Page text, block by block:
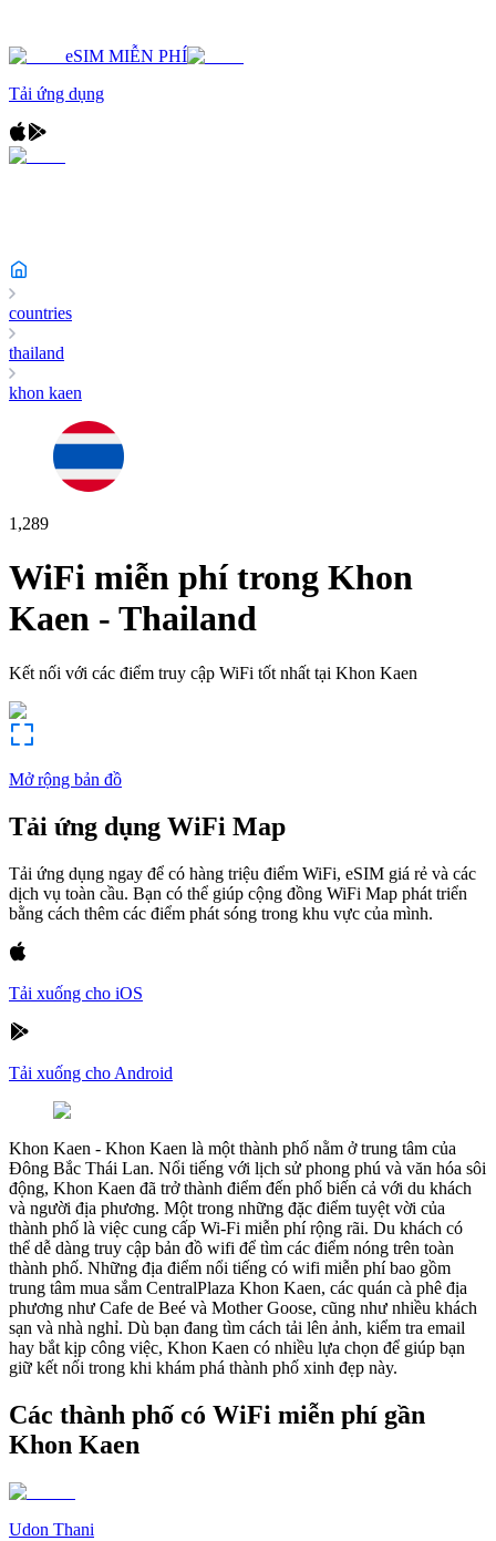
eSIM MIỄN PHÍ
Tải ứng dụng
countries
thailand
khon kaen
1,289
WiFi miễn phí trong Khon
Kaen - Thailand
Kết nối với các điểm truy cập WiFi tốt nhất tại Khon Kaen
Mở rộng bản đồ
Tải ứng dụng WiFi Map
Tải ứng dụng ngay để có hàng triệu điểm WiFi, eSIM giá rẻ và các
dịch vụ toàn cầu. Bạn có thể giúp cộng đồng WiFi Map phát triển
bằng cách thêm các điểm phát sóng trong khu vực của mình.
Tải xuống cho iOS
Tải xuống cho Android
Khon Kaen - Khon Kaen là một thành phố nằm ở trung tâm của
Đông Bắc Thái Lan. Nổi tiếng với lịch sử phong phú và văn hóa sôi
động, Khon Kaen đã trở thành điểm đến phổ biến cả với du khách
và người địa phương. Một trong những đặc điểm tuyệt vời của
thành phố là việc cung cấp Wi-Fi miễn phí rộng rãi. Du khách có
thể dễ dàng truy cập bản đồ wifi để tìm các điểm nóng trên toàn
thành phố. Những địa điểm nổi tiếng có wifi miễn phí bao gồm
trung tâm mua sắm CentralPlaza Khon Kaen, các quán cà phê địa
phương như Cafe de Beé và Mother Goose, cũng như nhiều khách
sạn và nhà nghỉ. Dù bạn đang tìm cách tải lên ảnh, kiểm tra email
hay bắt kịp công việc, Khon Kaen có nhiều lựa chọn để giúp bạn
giữ kết nối trong khi khám phá thành phố xinh đẹp này.
Các thành phố có WiFi miễn phí gần
Khon Kaen
Udon Thani